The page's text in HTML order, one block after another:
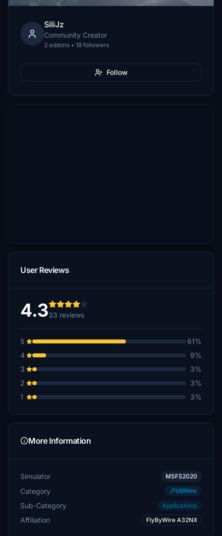
SiliJz
Community Creator
2 addons • 18 followers
Follow
User Reviews
4.333 reviews
5
61%
4
9%
3
3%
2
3%
1
3%
More Information
Simulator MSFS2020
Category Utilities
Sub-Category Applications
Affiliation FlyByWire A32NX